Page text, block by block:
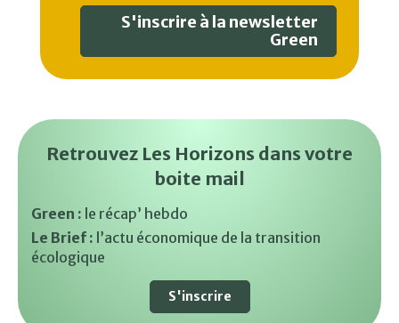
S'inscrire à la newsletter
Green
Retrouvez Les Horizons dans votre
boite mail
Green : le récap’ hebdo
Le Brief : l’actu économique de la transition
écologique
S'inscrire